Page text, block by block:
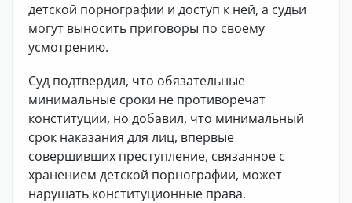
детской порнографии и доступ к ней, а судьи
могут выносить приговоры по своему
усмотрению.
Суд подтвердил, что обязательные
минимальные сроки не противоречат
конституции, но добавил, что минимальный
срок наказания для лиц, впервые
совершивших преступление, связанное с
хранением детской порнографии, может
нарушать конституционные права.